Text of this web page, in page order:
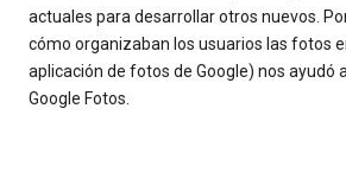
actuales para desarrollar otros nuevos.
cómo organizaban los usuarios las fotos
aplicación de fotos de Google) nos ayudó
Google Fotos.